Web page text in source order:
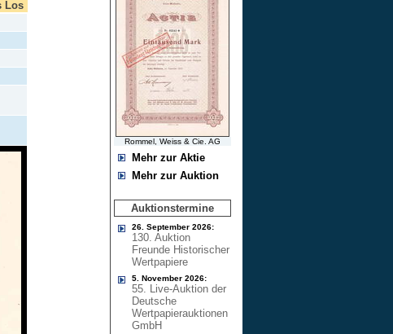
Los
Rommel, Weiss & Cie. AG
Mehr zur Aktie
Mehr zur Auktion
Auktionstermine
26. September 2026:
130. Auktion
Freunde Historischer
Wertpapiere
5. November 2026:
55. Live-Auktion der
Deutsche
Wertpapierauktionen
GmbH